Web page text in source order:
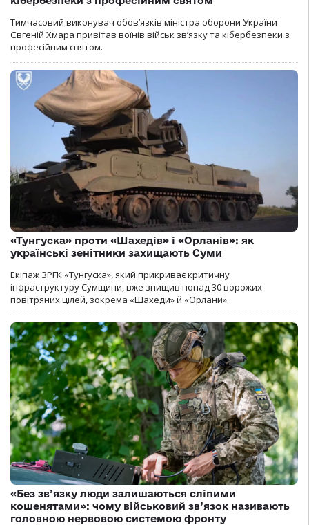
Тимчасовий виконувач обов’язків міністра оборони України
Євгеній Хмара привітав воїнів військ зв’язку та кібербезпеки з
професійним святом.
«Тунгуска» проти «Шахедів» і «Орланів»: як
українські зенітники захищають Суми
Екіпаж ЗРГК «Тунгуска», який прикриває критичну
інфраструктуру Сумщини, вже знищив понад 30 ворожих
повітряних цілей, зокрема «Шахеди» й «Орлани».
«Без зв’язку люди залишаються сліпими
кошенятами»: чому військовий зв’язок називають
головною нервовою системою фронту